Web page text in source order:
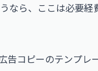
なら、ここは必要経
告コピーのテンプ